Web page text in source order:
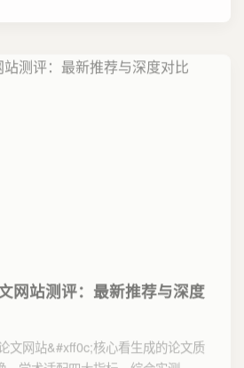
网站测评：最新推荐与深度
文网站&#xff0c;核心看生成的论文质
学术适配四大指标。综合实测